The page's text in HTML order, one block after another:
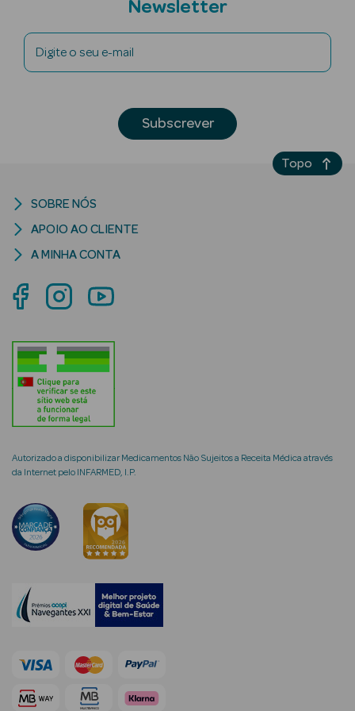
Eau de Toilette
Águas de
Colónia
Ver Tudo
Coffrets de
Coffrets de
Homem
Newsletter
Digite o seu e-mail
Subscrever
Autorizado a disponibilizar Medicamentos Não Sujeitos a Receita Médica através
da Internet pelo INFARMED, I.P.
SOBRE NÓS
APOIO AO CLIENTE
A MINHA CONTA
Topo